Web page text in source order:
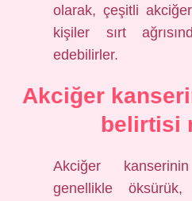
olarak, çeşitli
kişiler sırt
edebilirler.
Akciğer
belirtisi
Akciğer
genellikle öksürük,